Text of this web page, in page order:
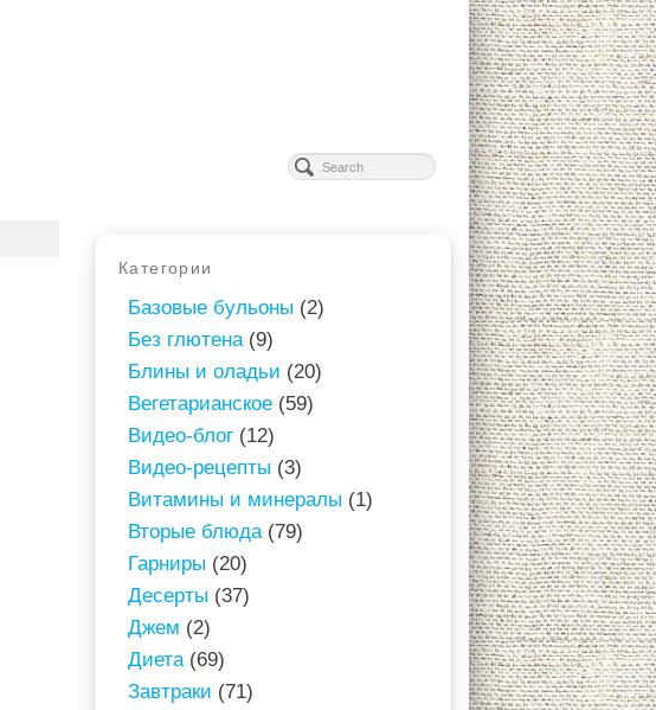
Категории
Базовые бульоны (2)
Без глютена(9)
Блины и оладьи (20)
Вегетарианское (59)
Видео-блог (12)
Видео-рецепты (3)
Витамины и минералы (1)
Вторые блюда(79)
Гарниры (20)
Десерты (37)
Джем (2)
Диета(69)
Завтраки (71)